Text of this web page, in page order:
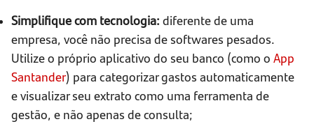
Simplifique com tecnologia: diferente de uma
empresa, você não precisa de softwares pesados.
Utilize o próprio aplicativo do seu banco (como o App
Santander) para categorizar gastos automaticamente
e visualizar seu extrato como uma ferramenta de
gestão, e não apenas de consulta;